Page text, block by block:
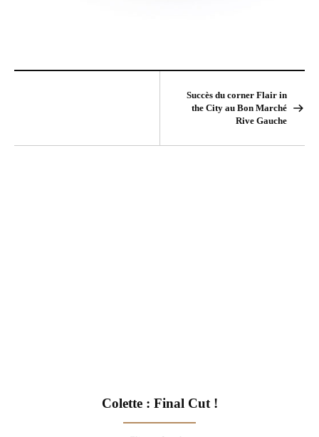
Succès du corner Flair in
the City au Bon Marché
Rive Gauche
Colette : Final Cut !